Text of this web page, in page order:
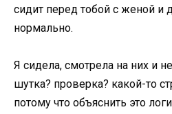
сидит перед тобой с женой и
нормально.
Я сидела, смотрела на них и
шутка? проверка? какой-то
потому что объяснить это